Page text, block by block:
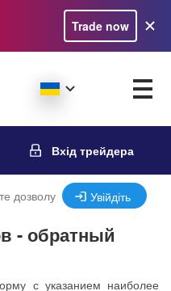
Trade now
Вхід трейдера
дозволу Увійдіть
- обратный
с указанием наиболее